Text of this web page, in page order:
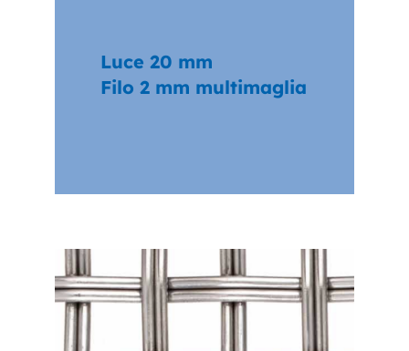
Luce 20 mm
Filo 2 mm multimaglia